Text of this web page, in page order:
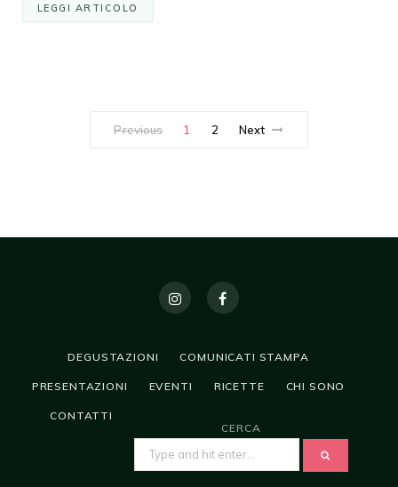
LEGGI ARTICOLO
Previous 1 2 Next
DEGUSTAZIONI COMUNICATI STAMPA
PRESENTAZIONI EVENTI RICETTE CHI SONO
CONTATTI
CERCA
FOR: